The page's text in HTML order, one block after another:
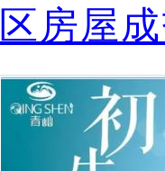
区房屋